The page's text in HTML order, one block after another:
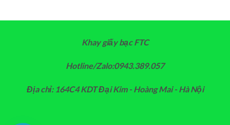
Khay giấy bạc FTC
Hotline/Zalo:0943.389.057
Địa chỉ: 164C4 KDT Đại Kim - Hoàng Mai - Hà Nội